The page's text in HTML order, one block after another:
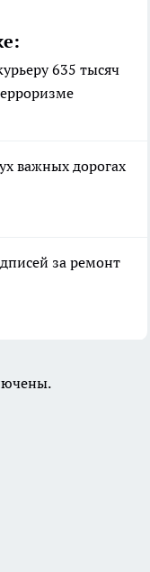
635 тысяч
важных дорогах
за ремонт